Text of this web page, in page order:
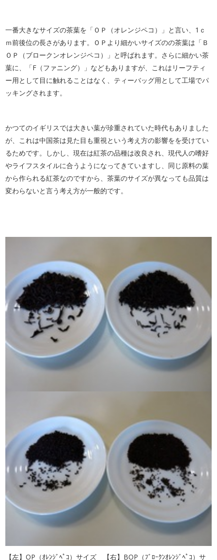
一番大きなサイズの茶葉を「ＯＰ（オレンジペコ）」と言い、1ｃ
ｍ前後位の長さがあります。ＯＰより細かいサイズのの茶葉は「Ｂ
ＯＰ（ブロークンオレンジペコ）」と呼ばれます。さらに細かい茶
葉に、「F（ファニング）」などもありますが、これはリーフティ
ー用として目に触れることはなく、ティーバッグ用として工場でパ
ッキングされます。
かつてのイギリスでは大きい葉が珍重されていた時代もありました
が、これは中国茶は見た目も重視という考え方の影響をを受けてい
るためです。しかし、現在は紅茶の品種は改良され、現代人の嗜好
やライフスタイルに合うようになってきていますし、同じ原料の葉
から作られる紅茶なのですから、茶葉のサイズが異なっても品質は
変わらないと言う考え方が一般的です。
【左】OP（ｵﾚﾝｼﾞﾍﾟｺ）サイズ 【右】BOP（ﾌﾞﾛｰｸﾝｵﾚﾝｼﾞﾍﾟｺ）サ